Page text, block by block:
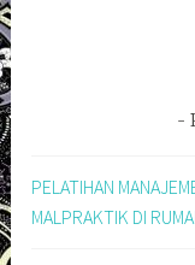
PELATIHAN
MALPRAKTIK DI